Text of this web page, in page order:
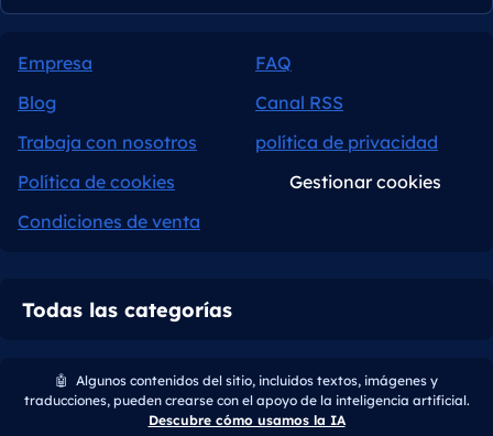
Empresa
FAQ
Blog
Canal RSS
Trabaja con nosotros
política de privacidad
Política de cookies
Gestionar cookies
Condiciones de venta
Todas las categorías
🤖 Algunos contenidos del sitio, incluidos textos, imágenes y
traducciones, pueden crearse con el apoyo de la inteligencia artificial.
Descubre cómo usamos la IA